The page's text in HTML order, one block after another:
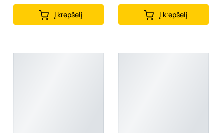
Į krepšelį Į krepšelį